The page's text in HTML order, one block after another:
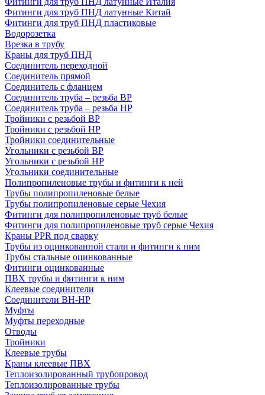
Фитинги для труб ПНД латунные Китай
Фитинги для труб ПНД пластиковые
Водорозетка
Врезка в трубу
Краны для труб ПНД
Соединитель переходной
Соединитель прямой
Соединитель с фланцем
Соединитель труба – резьба ВР
Соединитель труба – резьба НР
Тройники с резьбой ВР
Тройники с резьбой НР
Тройники соединительные
Угольники с резьбой ВР
Угольники с резьбой НР
Угольники соединительные
Полипропиленовые трубы и фитинги к ней
Трубы полипропиленовые белые
Трубы полипропиленовые серые Чехия
Фитинги для полипропиленовые труб белые
Фитинги для полипропиленовые труб серые Чехия
Краны PPR под сварку
Трубы из оцинкованной стали и фитинги к ним
Трубы стальные оцинкованные
Фитинги оцинкованные
ПВХ трубы и фитинги к ним
Клеевые соединители
Соединители ВН-НР
Муфты
Муфты переходные
Отводы
Тройники
Клеевые трубы
Краны клеевые ПВХ
Теплоизолированный трубопровод
Теплоизолированные трубы